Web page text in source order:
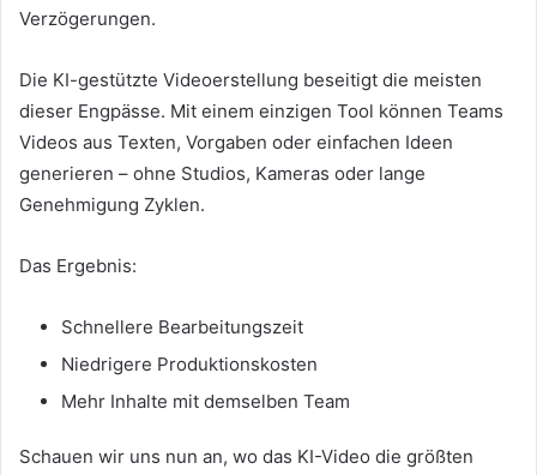
Verzögerungen.
Die KI-gestützte Videoerstellung beseitigt die meisten
dieser Engpässe. Mit einem einzigen Tool können Teams
Videos aus Texten, Vorgaben oder einfachen Ideen
generieren – ohne Studios, Kameras oder lange
Genehmigung Zyklen.
Das Ergebnis:
Schnellere Bearbeitungszeit
Niedrigere Produktionskosten
Mehr Inhalte mit demselben Team
Schauen wir uns nun an, wo das KI-Video die größten